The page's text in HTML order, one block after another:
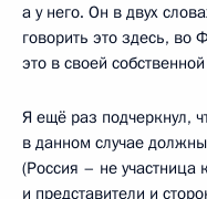
а у него. Он в двух
говорить это здесь, во
это в своей
Я ещё раз подчеркнул,
в данном случае
(Россия – не участница
и представители и